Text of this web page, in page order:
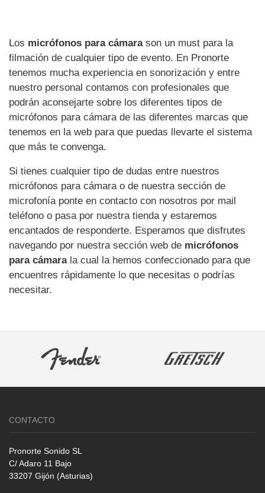
Los micrófonos para cámarason un must para la
filmación de cualquier tipo de evento. En Pronorte
tenemos mucha experiencia en sonorización y entre
nuestro personal contamos con profesionales que
podrán aconsejarte sobre los diferentes tipos de
micrófonos para cámara de las diferentes marcas que
tenemos en la web para que puedas llevarte el sistema
que más te convenga.
Si tienes cualquier tipo de dudas entre nuestros
micrófonos para cámara o de nuestra sección de
microfonía ponte en contacto con nosotros por mail
teléfono o pasa por nuestra tienda y estaremos
encantados de responderte. Esperamos que disfrutes
navegando por nuestra sección web de micrófonos
para cámarala cual la hemos confeccionado para que
encuentres rápidamente lo que necesitas o podrías
necesitar.
CONTACTO
Pronorte Sonido SL
C/ Adaro 11 Bajo
33207 Gijón (Asturias)